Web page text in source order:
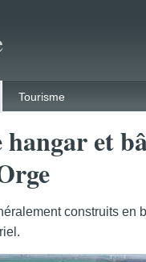
Tourisme
et
construits en